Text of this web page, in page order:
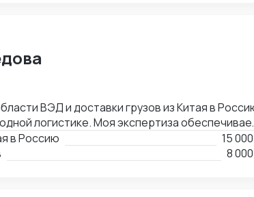
ВЭД и доставки грузов из Китая в
логистике. Моя экспертиза
доставки, с минимальными рисками и
потребностей клиентов и
в Россию
15
8